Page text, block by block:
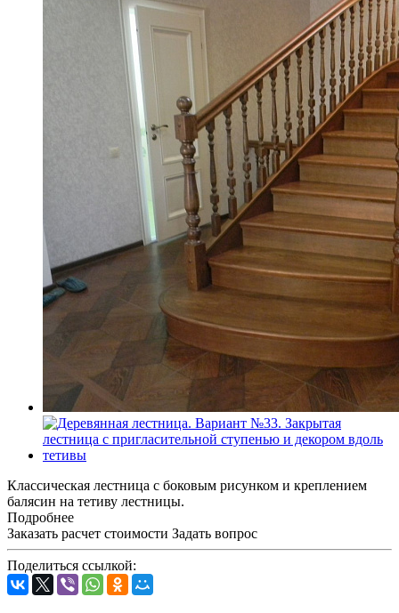
Классическая лестница с боковым рисунком и креплением
балясин на тетиву лестницы.
Подробнее
Заказать расчет стоимости Задать вопрос
Поделиться ссылкой: